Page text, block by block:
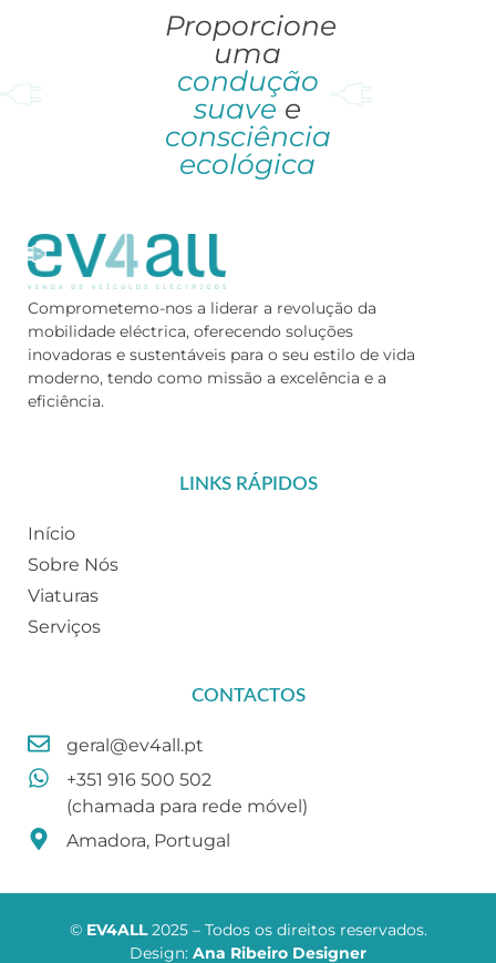
Proporcione
uma
condução
suave e
consciência
ecológica
Comprometemo-nos a liderar a revolução da
mobilidade eléctrica, oferecendo soluções
inovadoras e sustentáveis para o seu estilo de vida
moderno, tendo como missão a excelência e a
eficiência.
LINKS RÁPIDOS
Início
Sobre Nós
Viaturas
Serviços
CONTACTOS
geral@ev4all.pt
+351 916 500 502
(chamada para rede móvel)
Amadora, Portugal
© EV4ALL2025 – Todos os direitos reservados.
Design: Ana Ribeiro Designer